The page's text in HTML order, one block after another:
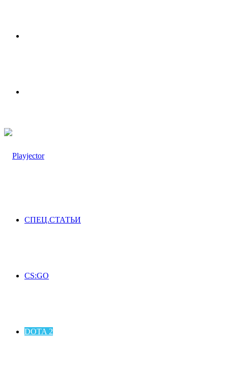
СПЕЦ.СТАТЬИ
CS:GO
DOTA 2